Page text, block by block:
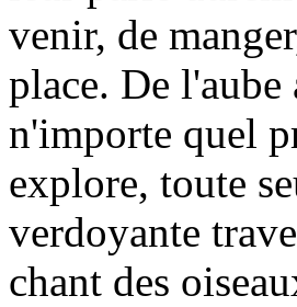
venir, de
place. De
n'importe quel
explore, toute
verdoyante
chant des